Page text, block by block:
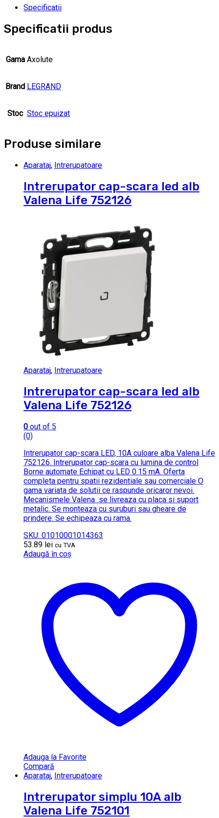
Specificatii
Specificatii produs
Gama Axolute
Brand LEGRAND
Stoc Stoc epuizat
Produse similare
Aparataj, Intrerupatoare
Intrerupator cap-scara led alb
Valena Life 752126
Aparataj, Intrerupatoare
Intrerupator cap-scara led alb
Valena Life 752126
0 out of 5
(0)
Intrerupator cap-scara LED, 10A culoare alba Valena Life
752126. Intrerupator cap-scara cu lumina de control
Borne automate Echipat cu LED 0.15 mA. Oferta
completa pentru spatii rezidentiale sau comerciale O
gama variata de solutii ce raspunde oricaror nevoi.
Mecanismele Valena se livreaza cu placa si suport
metalic. Se monteaza cu suruburi sau gheare de
prindere. Se echipeaza cu rama.
SKU: 01010001014363
53.89 lei cu TVA
Adaugă în coș
Adauga la Favorite
Compară
Aparataj, Intrerupatoare
Intrerupator simplu 10A alb
Valena Life 752101